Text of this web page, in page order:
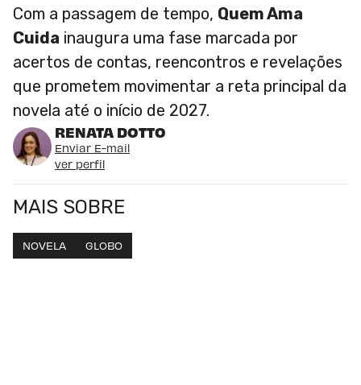
Com a passagem de tempo, Quem Ama
Cuida inaugura uma fase marcada por
acertos de contas, reencontros e revelações
que prometem movimentar a reta principal da
novela até o início de 2027.
RENATA DOTTO
Enviar E-mail
ver perfil
MAIS SOBRE
NOVELA GLOBO